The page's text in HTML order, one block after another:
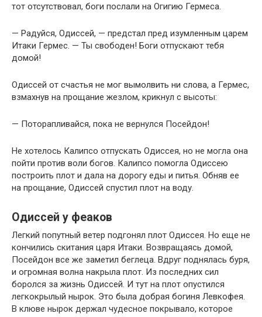
тот отсутствовал, боги послали на Огигию Гермеса.
— Радуйся, Одиссей, — предстал пред изумленным царем
Итаки Гермес. — Ты свободен! Боги отпускают тебя
домой!
Одиссей от счастья не мог вымолвить ни слова, а Гермес,
взмахнув на прощание жезлом, крикнул с высоты:
— Поторапливайся, пока не вернулся Посейдон!
Не хотелось Калипсо отпускать Одиссея, но не могла она
пойти против воли богов. Калипсо помогла Одиссею
построить плот и дала на дорогу еды и питья. Обняв ее
на прощание, Одиссей спустил плот на воду.
Одиссей у феаков
Легкий попутный ветер подгонял плот Одиссея. Но еще не
кончились скитания царя Итаки. Возвращаясь домой,
Посейдон все же заметил беглеца. Вдруг поднялась буря,
и огромная волна накрыла плот. Из последних сил
боролся за жизнь Одиссей. И тут на плот опустился
легкокрылый нырок. Это была добрая богиня Левкофея.
В клюве нырок держал чудесное покрывало, которое